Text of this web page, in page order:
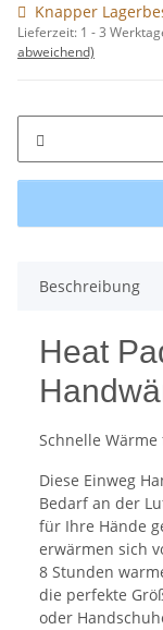
Knapper
Lieferzeit: 1 - 3
abweichend)
Beschreibung
Heat
Schnelle
Diese Einweg
Bedarf an der
für Ihre Hände
erwärmen sich
8 Stunden
die perfekte
oder